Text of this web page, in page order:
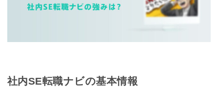
社内SE転職ナビの基本情報